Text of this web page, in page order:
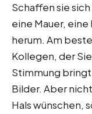
Schaffen sie
eine Mauer,
herum. Am
Kollegen, der
Stimmung
Bilder. Aber
Hals wünschen,